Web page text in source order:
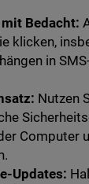
Bedacht:
klicken,
in
Nutzen
Computer
Updates: